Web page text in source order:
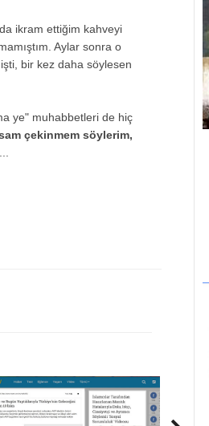
ikram ettiğim kahveyi
Aylar sonra o
bir kez daha söylesen
ye" muhabbetleri de hiç
çekinmem söylerim,